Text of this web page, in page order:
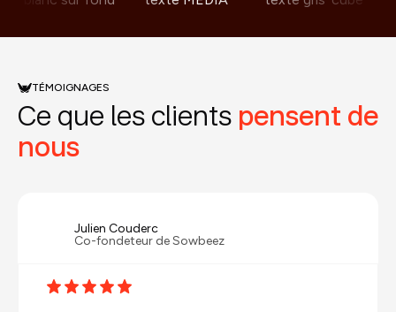
TÉMOIGNAGES
Ce que les clients pensent de
nous
Julien Couderc
Co-fondeteur de Sowbeez